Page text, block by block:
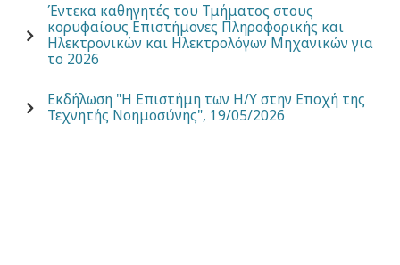
Έντεκα καθηγητές του Τμήματος στους
κορυφαίους Επιστήμονες Πληροφορικής και
Ηλεκτρονικών και Ηλεκτρολόγων Μηχανικών για
το 2026
Εκδήλωση "Η Επιστήμη των Η/Υ στην Εποχή της
Τεχνητής Νοημοσύνης", 19/05/2026